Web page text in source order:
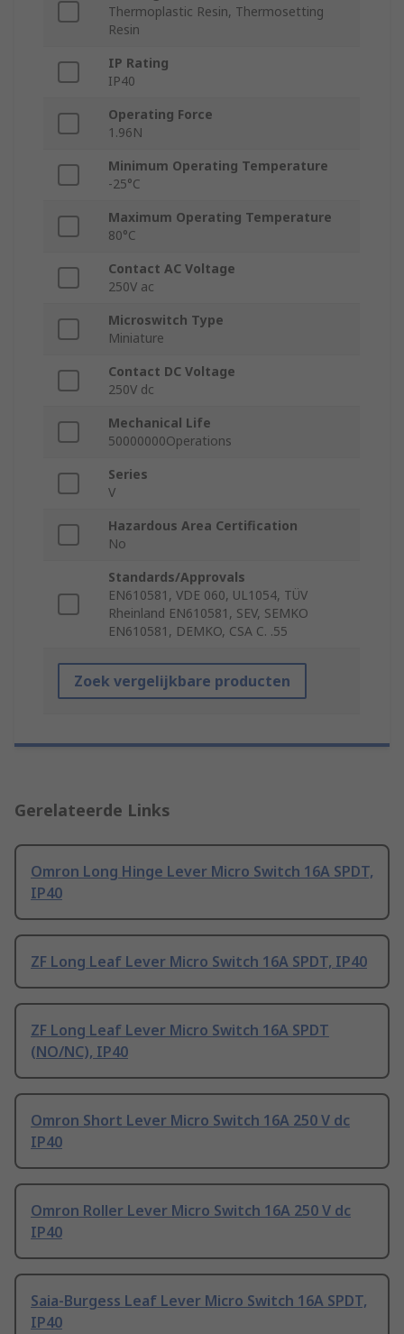
Thermoplastic Resin, Thermosetting
Resin
IP Rating
IP40
Operating Force
1.96N
Minimum Operating Temperature
-25°C
Maximum Operating Temperature
80°C
Contact AC Voltage
250V ac
Microswitch Type
Miniature
Contact DC Voltage
250V dc
Mechanical Life
50000000Operations
Series
V
Hazardous Area Certification
No
Standards/Approvals
EN610581, VDE 060, UL1054, TÜV
Rheinland EN610581, SEV, SEMKO
EN610581, DEMKO, CSA C. .55
Zoek vergelijkbare producten
Gerelateerde Links
Omron Long Hinge Lever Micro Switch 16A SPDT,
IP40
ZF Long Leaf Lever Micro Switch 16A SPDT, IP40
ZF Long Leaf Lever Micro Switch 16A SPDT
(NO/NC), IP40
Omron Short Lever Micro Switch 16A 250 V dc
IP40
Omron Roller Lever Micro Switch 16A 250 V dc
IP40
Saia-Burgess Leaf Lever Micro Switch 16A SPDT,
IP40